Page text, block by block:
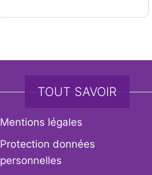
TOUT SAVOIR
Mentions légales
Protection données
personnelles